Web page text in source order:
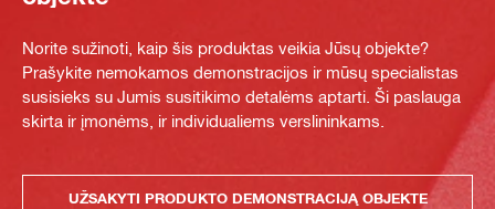
Norite sužinoti, kaip šis produktas veikia Jūsų objekte?
Prašykite nemokamos demonstracijos ir mūsų specialistas
susisieks su Jumis susitikimo detalėms aptarti. Ši paslauga
skirta ir įmonėms, ir individualiems verslininkams.
UŽSAKYTI PRODUKTO DEMONSTRACIJĄ OBJEKTE